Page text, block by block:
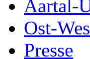
Aartal-
Ost-
Presse